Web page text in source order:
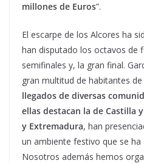
millones de Euros”.
El escarpe de los Alcores ha
han disputado los octavos de
semifinales y, la gran final.
gran multitud de habitantes
llegados de diversas
ellas destacan la de Castilla
y Extremadura, han
un ambiente festivo que se
Nosotros además hemos